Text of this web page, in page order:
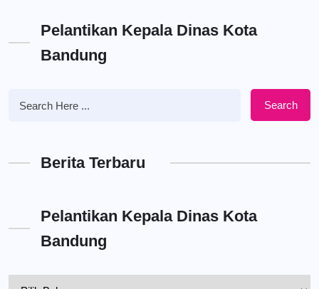
Pelantikan Kepala Dinas Kota
Bandung
Search
Berita Terbaru
Pelantikan Kepala Dinas Kota
Bandung